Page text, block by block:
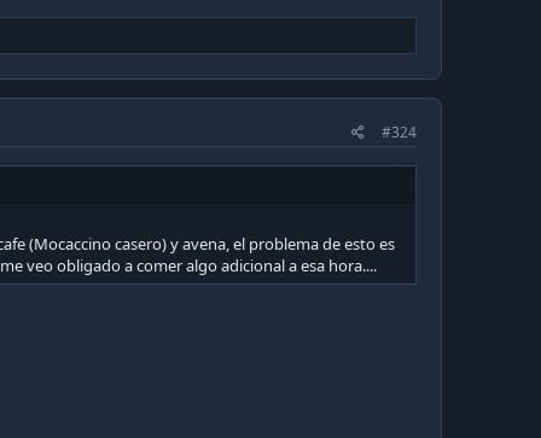
#324
(Mocaccino casero) y avena, el problema de esto es
veo obligado a comer algo adicional a esa hora....